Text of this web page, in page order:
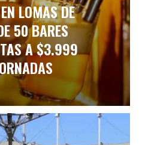
LOMAS DE
50 BARES
A $3.999